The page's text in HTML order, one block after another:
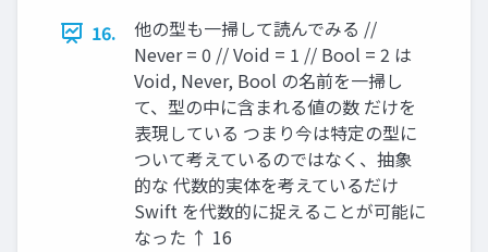
16.
他の型も⼀掃して読んでみる //
Never = 0 // Void = 1 // Bool = 2 は
Void, Never, Bool の名前を⼀掃し
て、型の中に含まれる値の数 だけを
表現している つまり今は特定の型に
ついて考えているのではなく、抽象
的な 代数的実体を考えているだけ
Swift を代数的に捉えることが可能に
なった ↑ 16